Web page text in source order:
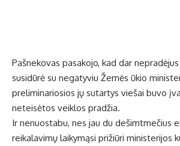
Pašnekovas pasakojo, kad dar
susidūrė su negatyviu Žemės ūkio
preliminariosios jų sutartys viešai buvo
neteisėtos veiklos pradžia.
Ir nenuostabu, nes jau du dešimtmečius
reikalavimų laikymąsi prižiūri ministerijos